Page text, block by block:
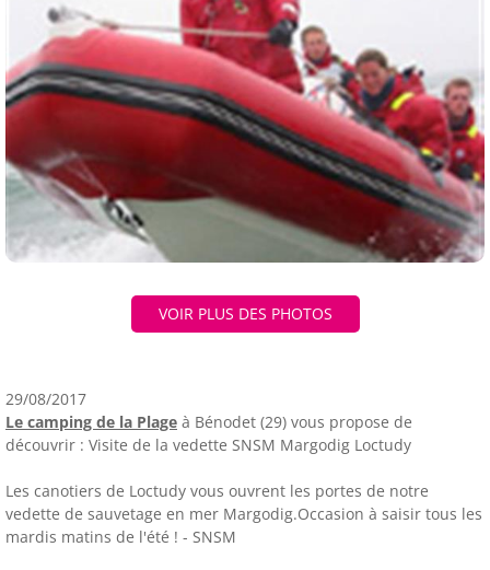
VOIR PLUS DES PHOTOS
29/08/2017
Le camping de la Plage à Bénodet (29) vous propose de
découvrir : Visite de la vedette SNSM Margodig Loctudy
Les canotiers de Loctudy vous ouvrent les portes de notre
vedette de sauvetage en mer Margodig.Occasion à saisir tous les
mardis matins de l'été ! - SNSM